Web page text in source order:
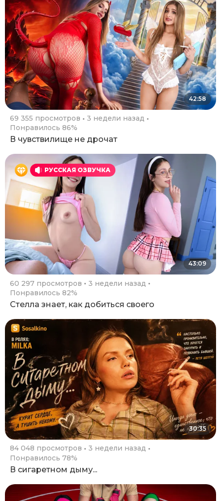
42:58
69 355 просмотров
3 недели назад
Понравилось 86%
В чувствилище не дрочат
РУССКАЯ ОЗВУЧКА
43:09
60 297 просмотров
3 недели назад
Понравилось 82%
Стелла знает, как добиться своего
30:35
84 048 просмотров
3 недели назад
Понравилось 78%
В сигаретном дыму...